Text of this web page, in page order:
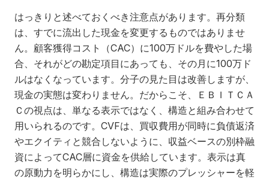
はっきりと述べておくべき注意点があります。再分類
は、すでに流出した現金を変更するものではありませ
ん。顧客獲得コスト（CAC）に100万ドルを費やした場
合、それがどの勘定項目にあっても、その月に100万ド
ルはなくなっています。分子の見た目は改善しますが、
現金の実態は変わりません。だからこそ、ＥＢＩＴＣＡ
Ｃの視点は、単なる表示ではなく、構造と組み合わせて
用いられるのです。CVFは、買収費用が同時に負債返済
やエクイティと競合しないように、収益ベースの別枠融
資によってCAC層に資金を供給しています。表示は真
の原動力を明らかにし、構造は実際のプレッシャーを軽